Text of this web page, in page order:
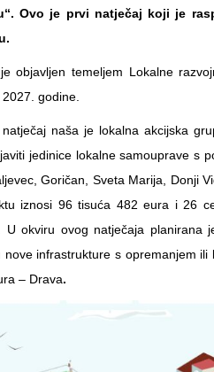
Ovo je prvi natječaj koji je
objavljen temeljem Lokalne
godine.
naša je lokalna akcijska
jedinice lokalne samouprave s
Goričan, Sveta Marija, Donji
iznosi 96 tisuća 482 eura i 26
U okviru ovog natječaja planirana
nove infrastrukture s opremanjem
– Drava.